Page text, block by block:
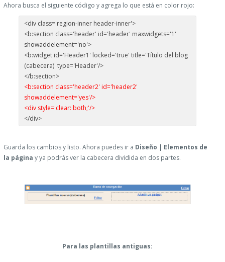
Ahora busca el siguiente código y agrega lo que está en color rojo:
<div class='region-inner header-inner'>
<b:section class='header' id='header' maxwidgets='1'
showaddelement='no'>
<b:widget id='Header1' locked='true' title='Título del blog
(cabecera)' type='Header'/>
</b:section>
<b:section class='header2' id='header2'
showaddelement='yes'/>
<div style='clear: both;'/>
</div>
Guarda los cambios y listo. Ahora puedes ir a Diseño | Elementos de
la página y ya podrás ver la cabecera dividida en dos partes.
Para las plantillas antiguas: